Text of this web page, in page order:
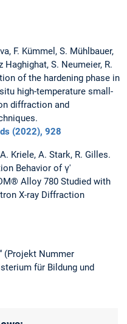
F. Kümmel, S. Mühlbauer,
Haghighat, S. Neumeier, R.
of the hardening phase in
high-temperature small-
diffraction and
(2022), 928
Kriele, A. Stark, R. Gilles.
Behavior of γ′
Alloy 780 Studied with
X-ray Diffraction
(Projekt Nummer
für Bildung und